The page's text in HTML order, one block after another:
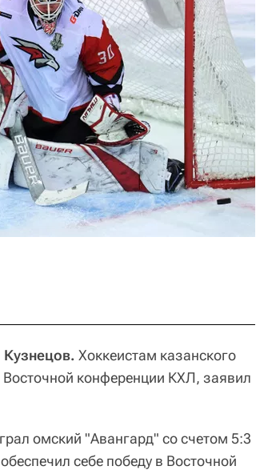
Хоккеистам казанского
конференции КХЛ, заявил
омский "Авангард" со счетом 5:3
себе победу в Восточной